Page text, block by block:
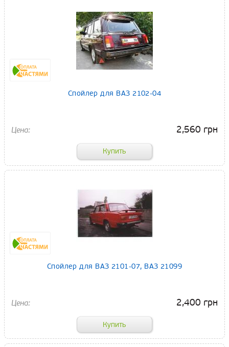
Спойлер для ВАЗ 2102-04
2,560 грн
Спойлер для ВАЗ 2101-07, ВАЗ 21099
2,400 грн